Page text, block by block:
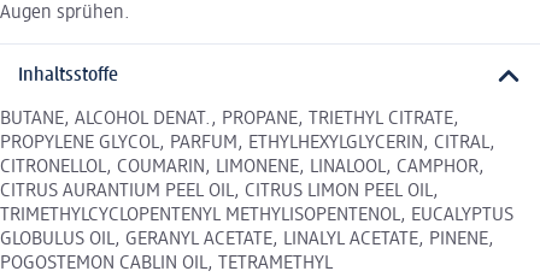
Augen sprühen.
Inhaltsstoffe
BUTANE, ALCOHOL DENAT., PROPANE, TRIETHYL CITRATE,
PROPYLENE GLYCOL, PARFUM, ETHYLHEXYLGLYCERIN, CITRAL,
CITRONELLOL, COUMARIN, LIMONENE, LINALOOL, CAMPHOR,
CITRUS AURANTIUM PEEL OIL, CITRUS LIMON PEEL OIL,
TRIMETHYLCYCLOPENTENYL METHYLISOPENTENOL, EUCALYPTUS
GLOBULUS OIL, GERANYL ACETATE, LINALYL ACETATE, PINENE,
POGOSTEMON CABLIN OIL, TETRAMETHYL